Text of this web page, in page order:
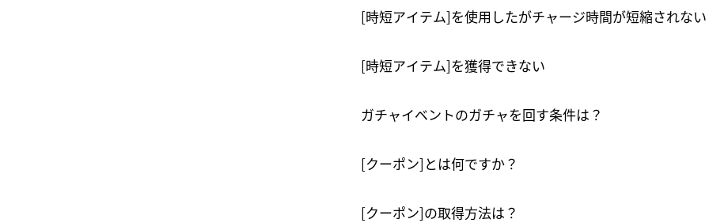
[時短アイテム]を使用したがチャージ時間が短縮されない
[時短アイテム]を獲得できない
ガチャイベントのガチャを回す条件は？
[クーポン]とは何ですか？
[クーポン]の取得方法は？